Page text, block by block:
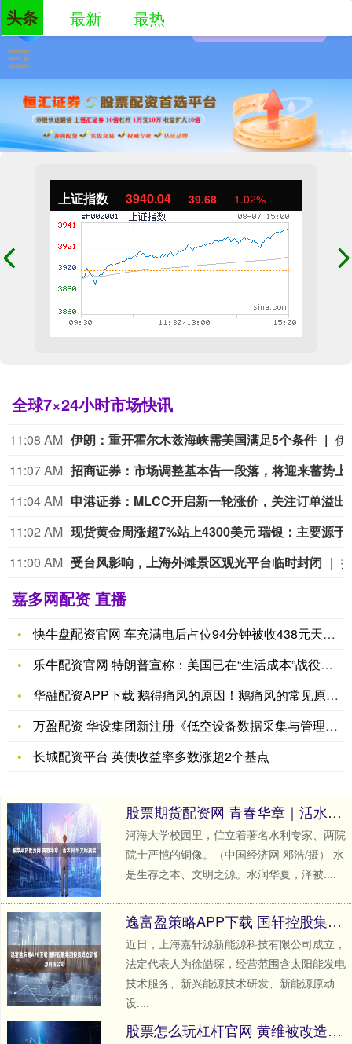
上证指数 3940.04 39.68 1.02%
全球7×24小时市场快讯
11:08 AM 伊朗：重开霍尔木兹海峡需美国满足5个条件
11:07 AM
11:04 AM
11:02 AM
11:00 AM 受台风影响，上海外滩景区观光平台临时封闭
嘉多网配资 直播
快牛盘配资官网 车充满电后占位94分钟被收438元天价费用
乐牛配资官网 特朗普宣称：美国已在“生活成本”战役中获胜
华融配资APP下载 鹅得痛风的原因！鹅痛风的常见原因及防治！
万盈配资 华设集团新注册《低空设备数据采集与管理系统V1.0
长城配资平台 英债收益率多数涨超2个基点
股票期货配资网 青春华章｜活水润泽 文明赓续
河海大学校园里，伫立着著名水利专家、两院
院士严恺的铜像。（中国经济网 邓浩/摄） 水
是生存之本、文明之源。水润华夏，泽被....
逸富盈策略APP下载 国轩控股集团投资成立新能源科技公司
近日，上海嘉轩源新能源科技有限公司成立，
法定代表人为徐皓琛，经营范围含太阳能发电
技术服务、新兴能源技术研发、新能源原动
设....
股票怎么玩杠杆官网 黄维被改造了27年，最后一批获得特赦，出来后为何十分得意？_蔡若曙_妻子_战犯
头条 最新 最热